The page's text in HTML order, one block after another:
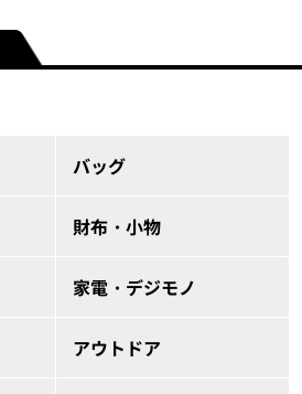
バッグ
財布・小物
家電・デジモノ
アウトドア